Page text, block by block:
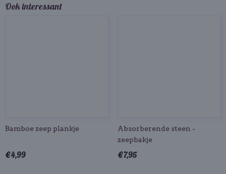
Ook interessant
Bamboe zeep plankje
€ 4,99
Absorberende steen -
zeepbakje
€ 7,95